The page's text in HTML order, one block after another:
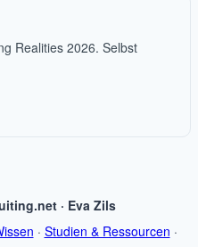
Realities 2026. Selbst
· Eva Zils
· Studien & Ressourcen ·